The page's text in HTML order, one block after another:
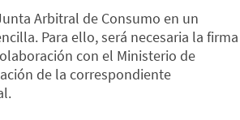
Arbitral de Consumo en un
Para ello, será necesaria la firma
con el Ministerio de
de la correspondiente